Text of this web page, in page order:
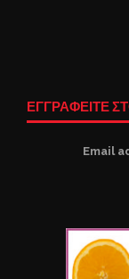
ΕΓΓΡΑΦΕΙΤΕ
Email